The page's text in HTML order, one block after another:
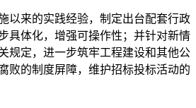
以来的实践经验，制定出台配套行政
具体化，增强可操作性；并针对新情
规定，进一步筑牢工程建设和其他公
败的制度屏障，维护招标投标活动的